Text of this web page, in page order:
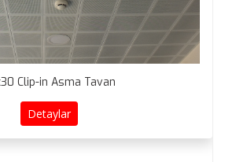
Clip-in Asma Tavan
Detaylar